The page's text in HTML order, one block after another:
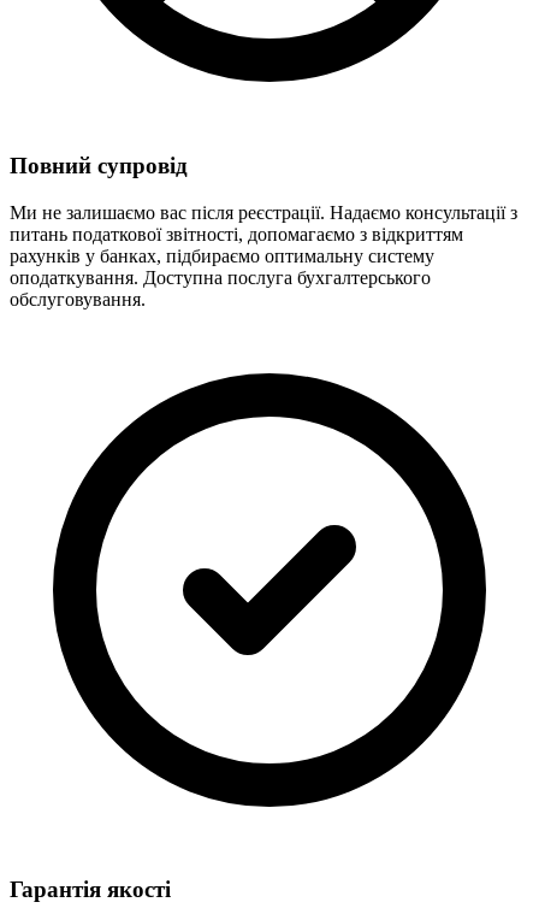
Повний супровід
Ми не залишаємо вас після реєстрації. Надаємо консультації з
питань податкової звітності, допомагаємо з відкриттям
рахунків у банках, підбираємо оптимальну систему
оподаткування. Доступна послуга бухгалтерського
обслуговування.
Гарантія якості